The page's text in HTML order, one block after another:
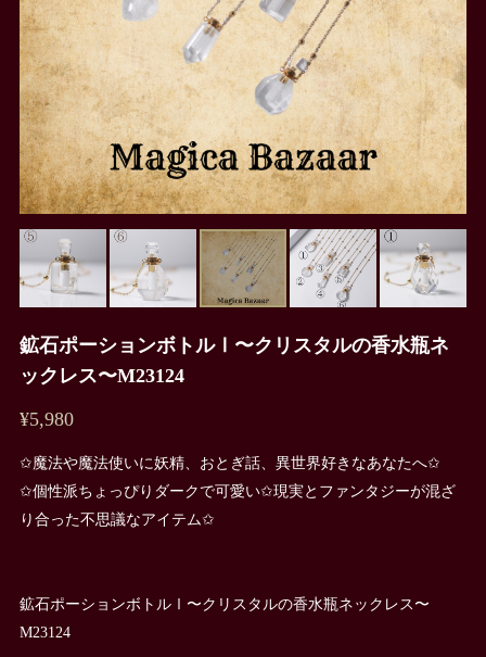
鉱石ポーションボトルⅠ〜クリスタルの香水瓶ネ
ックレス〜M23124
¥5,980
✩魔法や魔法使いに妖精、おとぎ話、異世界好きなあなたへ✩
✩個性派ちょっぴりダークで可愛い✩現実とファンタジーが混ざ
り合った不思議なアイテム✩
鉱石ポーションボトルⅠ〜クリスタルの香水瓶ネックレス〜
M23124